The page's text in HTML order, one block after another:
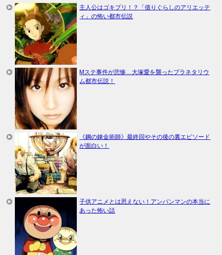
主人公はゴキブリ！？「借りぐらしのアリエッテ
ィ」の怖い都市伝説
Mステ事件が悲惨…大塚愛を襲ったプラネタリウ
ム都市伝説！
《鋼の錬金術師》最終回やその後の裏エピソード
が面白い！
子供アニメとは思えない！アンパンマンの本当に
あった怖い話